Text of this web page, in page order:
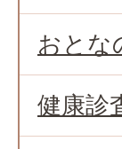
おとな
健康診